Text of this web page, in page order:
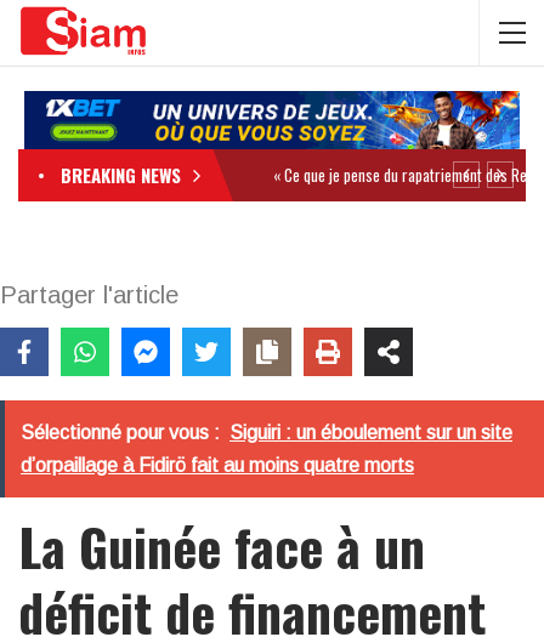
BREAKING NEWS
Partager l'article
Sélectionné pour vous : Siguiri : un éboulement sur un site
d’orpaillage à Fidirö fait au moins quatre morts
La Guinée face à un
déficit de financement